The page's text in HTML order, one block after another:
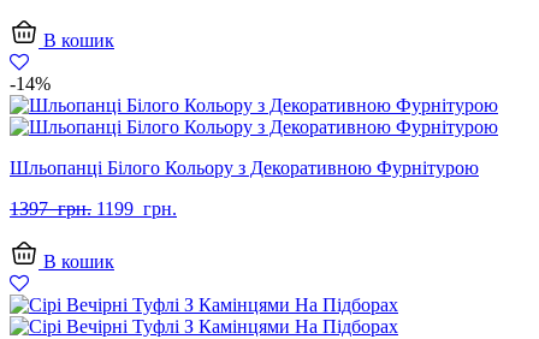
В кошик
-14%
Шльопанці Білого Кольору з Декоративною Фурнітурою
1397 грн. Оригінальна
грн..
1199 грн.
В кошик